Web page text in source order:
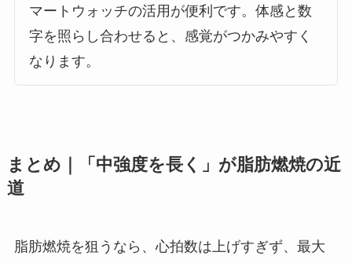
マートウォッチの活用が便利です。体感と数
字を照らし合わせると、感覚がつかみやすく
なります。
まとめ｜「中強度を長く」が脂肪燃焼の近
道
脂肪燃焼を狙うなら、心拍数は上げすぎず、最大